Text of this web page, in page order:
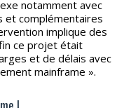
notamment avec
et complémentaires
implique des
ce projet était
et de délais avec
mainframe ».